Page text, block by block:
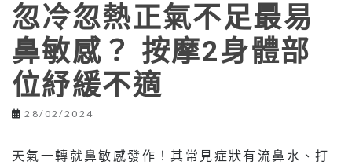
忽冷忽熱正氣不足最易
鼻敏感？ 按摩2身體部
位紓緩不適
28/02/2024
天氣一轉就鼻敏感發作！其常見症狀有流鼻水、打